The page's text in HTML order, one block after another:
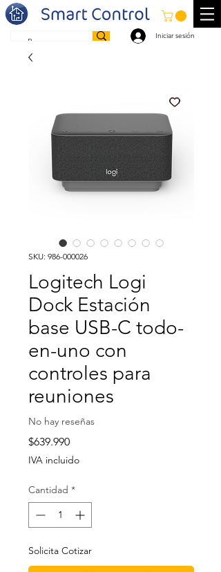
Iniciar sesión
SKU: 986-000026
Logitech Logi
Dock Estación
base USB-C todo-
en-uno con
controles para
reuniones
No hay reseñas
$639.990Precio
IVA incluido
Cantidad *
Solicita Cotizar